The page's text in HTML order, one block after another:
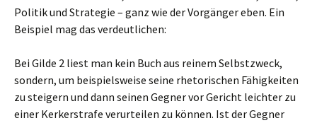
Politik und Strategie – ganz wie der Vorgänger eben. Ein
Beispiel mag das verdeutlichen:
Bei Gilde 2 liest man kein Buch aus reinem Selbstzweck,
sondern, um beispielsweise seine rhetorischen Fähigkeiten
zu steigern und dann seinen Gegner vor Gericht leichter zu
einer Kerkerstrafe verurteilen zu können. Ist der Gegner